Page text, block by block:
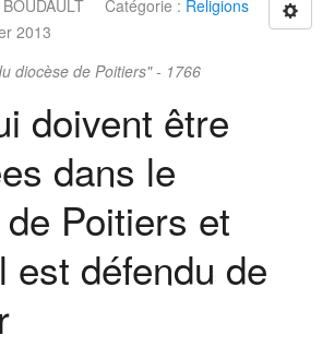
Catégorie : Religions
2013
diocèse de Poitiers" - 1766
doivent être
dans le
Poitiers et
est défendu de